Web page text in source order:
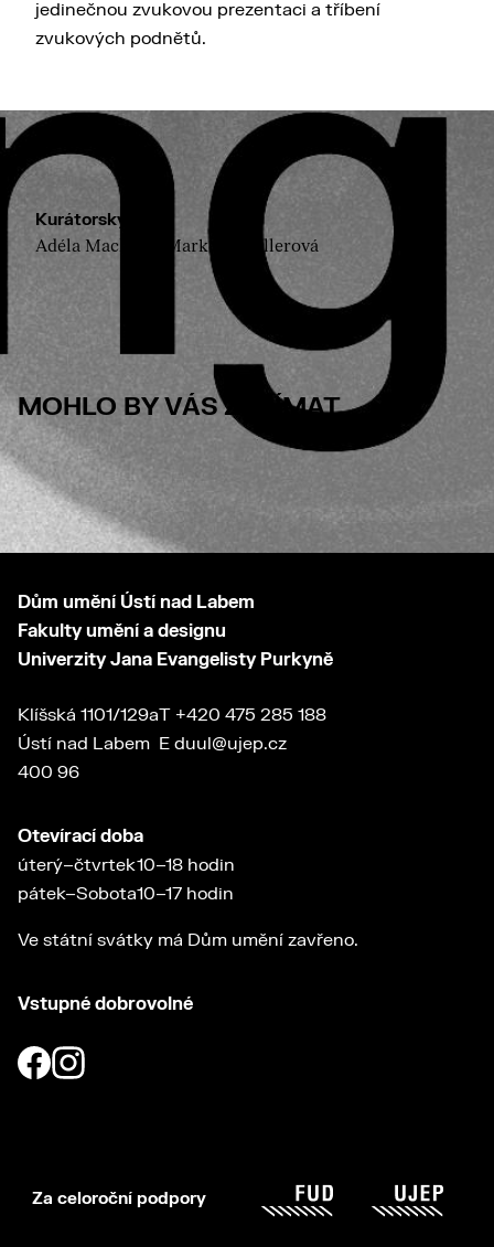
jedinečnou zvukovou prezentaci a tříbení
zvukových podnětů.
Kurátorský tým
Adéla Machová, Markéta Müllerová
MOHLO BY VÁS ZAJÍMAT
Dům umění Ústí nad Labem
Fakulty umění a designu
Univerzity Jana Evangelisty Purkyně
Klíšská 1101/129a
Ústí nad Labem
400 96
T +420 475 285 188
E duul@ujep.cz
Otevírací doba
úterý–čtvrtek
pátek–Sobota
10–18 hodin
10–17 hodin
Ve státní svátky má Dům umění zavřeno.
Vstupné dobrovolné
Za celoroční podpory